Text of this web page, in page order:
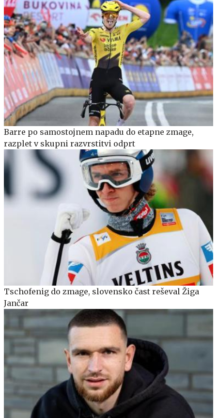
Barre po samostojnem napadu do etapne zmage,
razplet v skupni razvrstitvi odprt
Tschofenig do zmage, slovensko čast reševal Žiga
Jančar